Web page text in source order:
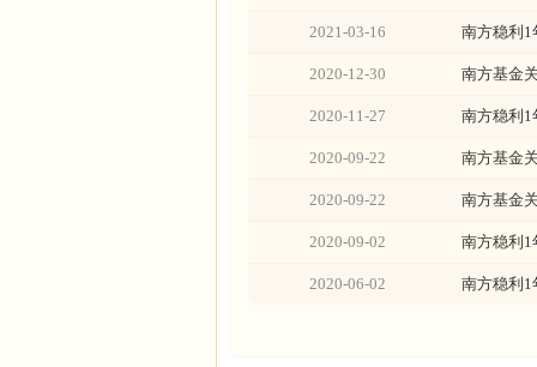
2021-03-16 南方稳利1
2020-12-30 南方基金
2020-11-27 南方稳利1
2020-09-22 南方基金
2020-09-22 南方基金
2020-09-02 南方稳利1
2020-06-02 南方稳利1